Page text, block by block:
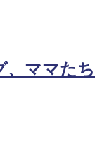
、ママたち